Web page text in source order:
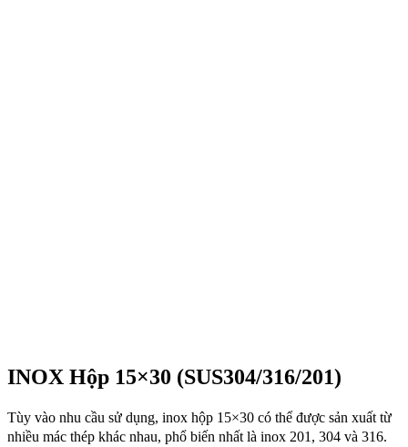
INOX Hộp 15×30 (SUS304/316/201)
Tùy vào nhu cầu sử dụng, inox hộp 15×30 có thể được sản xuất từ
nhiều mác thép khác nhau, phổ biến nhất là inox 201, 304 và 316.